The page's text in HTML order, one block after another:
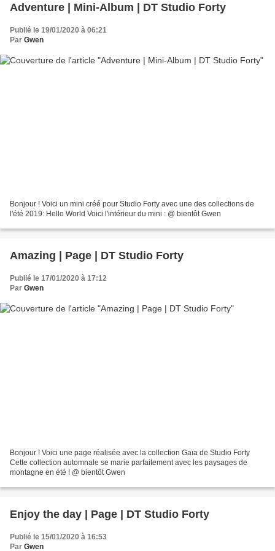
Adventure | Mini-Album | DT Studio Forty
Publié le 19/01/2020 à 06:21
Par Gwen
Bonjour ! Voici un mini créé pour Studio Forty avec une des collections de
l'été 2019: Hello World Voici l'intérieur du mini : @ bientôt Gwen
Amazing | Page | DT Studio Forty
Publié le 17/01/2020 à 17:12
Par Gwen
Bonjour ! Voici une page réalisée avec la collection Gaïa de Studio Forty
Cette collection automnale se marie parfaitement avec les paysages de
montagne en été ! @ bientôt Gwen
Enjoy the day | Page | DT Studio Forty
Publié le 15/01/2020 à 16:53
Par Gwen